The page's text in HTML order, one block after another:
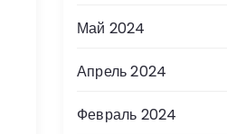
Май 2024
Апрель 2024
Февраль 2024